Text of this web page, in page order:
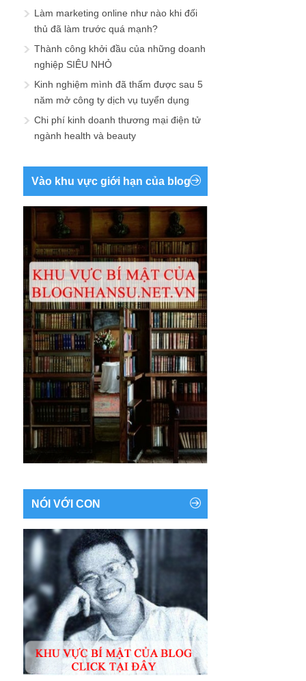
Làm marketing online như nào khi đối
thủ đã làm trước quá mạnh?
Thành công khởi đầu của những doanh
nghiệp SIÊU NHỎ
Kinh nghiệm mình đã thấm được sau 5
năm mở công ty dịch vụ tuyển dụng
Chi phí kinh doanh thương mại điện tử
ngành health và beauty
Vào khu vực giới hạn của blog
NÓI VỚI CON